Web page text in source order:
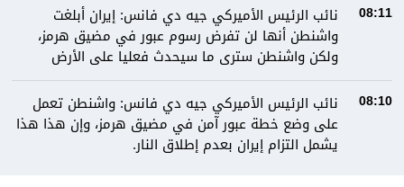
08:11
نائب الرئيس الأميركي جيه دي فانس: إيران أبلغت
واشنطن أنها لن تفرض رسوم عبور في مضيق هرمز،
ولكن واشنطن سترى ما سيحدث فعليا على الأرض
08:10
نائب الرئيس الأميركي جيه دي فانس: واشنطن تعمل
على وضع خطة عبور آمن في مضيق هرمز، وإن هذا هذا
يشمل التزام إيران بعدم إطلاق النار.